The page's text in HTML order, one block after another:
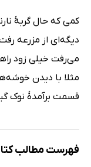
کمی که حال گربۀ
دیگه‌ای از مزرعه
می‌رفت خیلی زود
مثلا با دیدن
قسمت برآمدۀ نوک
فهرست مطالب